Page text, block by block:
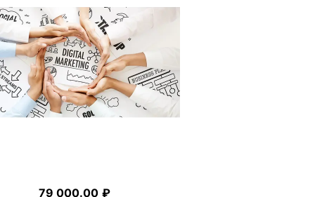
79 000.00 ₽